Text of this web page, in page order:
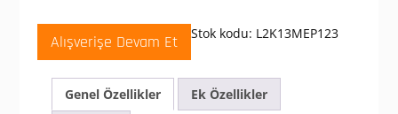
Sınır
Şalteri
Açısal
Makara
Alışverişe Devam Et Stok kodu: L2K13MEP123
Genel Özellikler
Ek Özellikler